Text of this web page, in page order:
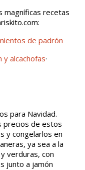
magníficas recetas
de padrón
y alcachofas·
para Navidad.
precios de estos
y congelarlos en
ya sea a la
verduras, con
junto a jamón